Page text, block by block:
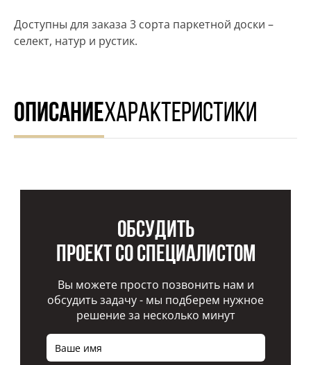
Доступны для заказа 3 сорта паркетной доски –
селект, натур и рустик.
ОПИСАНИЕХАРАКТЕРИСТИКИ
Обсудить
проект со специалистом
Вы можете просто позвонить нам и
обсудить задачу - мы подберем нужное
решение за несколько минут